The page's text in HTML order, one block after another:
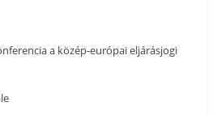
a közép-európai eljárásjogi